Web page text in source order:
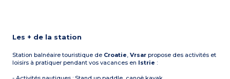
Les + de la station
Station balnéaire touristique de Croatie,Vrsar propose des activités et
loisirs à pratiquer pendant vos vacances en Istrie :